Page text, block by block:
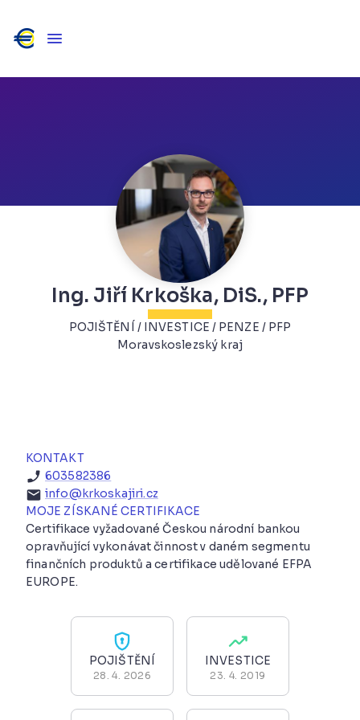
Ing. Jiří Krkoška, DiS., PFP
POJIŠTĚNÍ / INVESTICE / PENZE / PFP
Moravskoslezský kraj
KONTAKT
603582386
info@krkoskajiri.cz
MOJE ZÍSKANÉ CERTIFIKACE
Certifikace vyžadované Českou národní bankou
opravňující vykonávat činnost v daném segmentu
finančních produktů a certifikace udělované EFPA
EUROPE.
POJIŠTĚNÍ
28. 4. 2026
INVESTICE
23. 4. 2019